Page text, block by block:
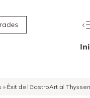
» Èxit del GastroArt al Thyssen